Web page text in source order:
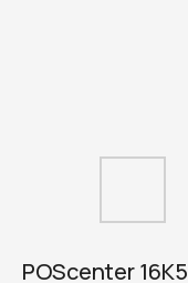
POScenter 16K5